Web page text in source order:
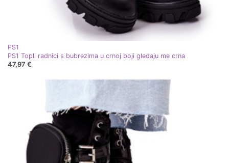
PS1
PS1 Topli radnici s bubrezima u crnoj boji gledaju me crna
47,97 €